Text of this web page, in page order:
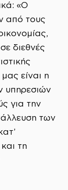
«Ο
από τους
διεθνές
είναι η
υπηρεσιών
για την
των
τη